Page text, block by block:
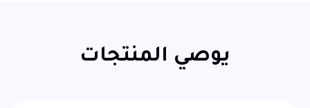
يوصي المنتجات